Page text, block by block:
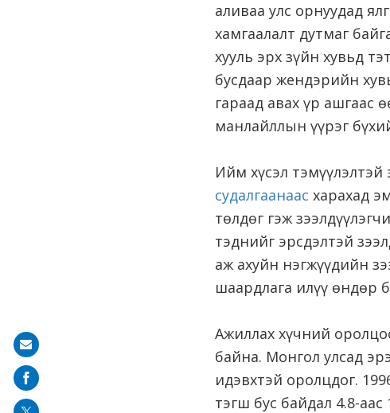
аливаа улс орнуудад
хамгаалалт дутмаг
хууль эрх зүйн хувьд
бусдаар жендэрийн
гараад авах үр ашгаас
манлайллын үүрэг
Ийм хүсэл тэмүүлэлтэй
судалгаанаас харахад
төлдөг гэж
тэднийг эрсдэлтэй
аж ахуйн нэгжүүдийн
шаардлага илүү өндөр
Ажиллах хүчний
байна. Монгол улсад
идэвхтэй оролцдог.
тэгш бус байдал 4.8-
Share
on
mail